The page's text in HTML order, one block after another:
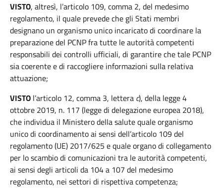
VISTO, altresì, l’articolo 109, comma 2, del medesimo
regolamento, il quale prevede che gli Stati membri
designano un organismo unico incaricato di coordinare la
preparazione del PCNP fra tutte le autorità competenti
responsabili dei controlli ufficiali, di garantire che tale PCNP
sia coerente e di raccogliere informazioni sulla relativa
attuazione;
VISTO l’articolo 12, comma 3, lettera c), della legge 4
ottobre 2019, n. 117 (legge di delegazione europea 2018),
che individua il Ministero della salute quale organismo
unico di coordinamento ai sensi dell’articolo 109 del
regolamento (UE) 2017/625 e quale organo di collegamento
per lo scambio di comunicazioni tra le autorità competenti,
ai sensi degli articoli da 104 a 107 del medesimo
regolamento, nei settori di rispettiva competenza;